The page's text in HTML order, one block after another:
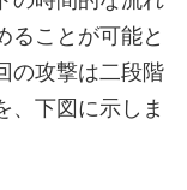
ることが可能と
の攻撃は二段階
、下図に示しま